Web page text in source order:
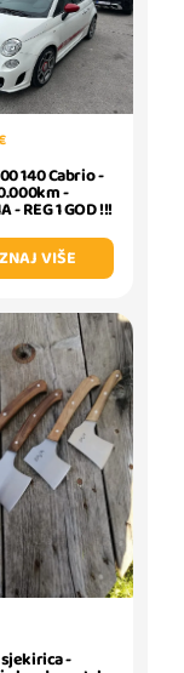
140 Cabrio -
-
- REG 1 GOD !!!
VIŠE
-